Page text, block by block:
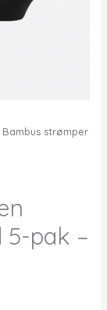
strømper
pak –